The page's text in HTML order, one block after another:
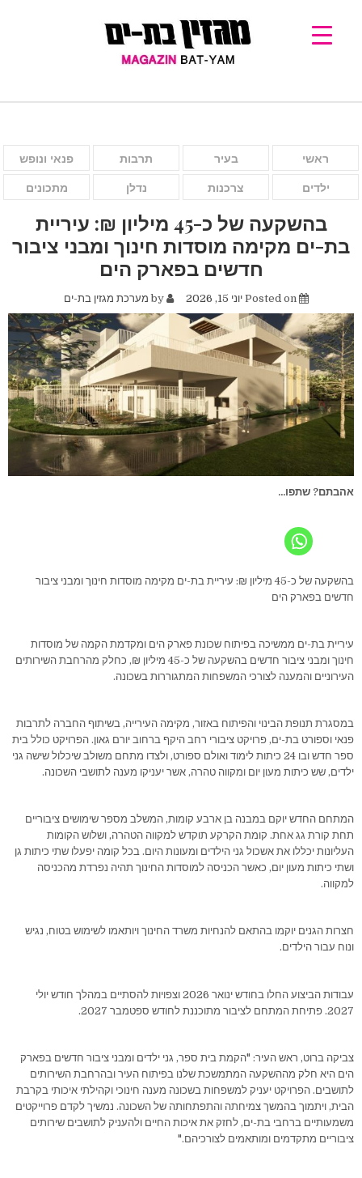
ראשי בעיר תרבות פנאי ונופש
ילדים צרכנות נדלן מתכונים
בהשקעה של כ-45 מיליון ₪: עיריית
בת-ים מקימה מוסדות חינוך ומבני ציבור
חדשים בפארק הים
Posted on יוני 15, 2026 by מערכת מגזין בת-ים
אהבתם? שתפו...
בהשקעה של כ-45 מיליון ₪: עיריית בת-ים מקימה מוסדות חינוך ומבני ציבור
חדשים בפארק הים
עיריית בת-ים ממשיכה בפיתוח שכונת פארק הים ומקדמת הקמה של מוסדות
חינוך ומבני ציבור חדשים בהשקעה של כ-45 מיליון ₪, כחלק מהרחבת השירותים
העירוניים והמענה לצורכי המשפחות המתגוררות בשכונה.
במסגרת תנופת הבינוי והפיתוח באזור, מקימה העירייה, בשיתוף החברה לתרבות
פנאי וספורט בת-ים, פרויקט ציבורי רחב היקף ברחוב יורם גאון. הפרויקט כולל בית
ספר חדש ובו 24 כיתות לימוד ואולם ספורט, ולצדו מתחם משולב שיכלול שישה גני
ילדים, שש כיתות מעון יום ומקווה טהרה, אשר יעניקו מענה לתושבי השכונה.
המתחם החדש יוקם במבנה בן ארבע קומות, המשלב מספר שימושים ציבוריים
תחת קורת גג אחת. קומת הקרקע תוקדש למקווה הטהרה, ושלוש הקומות
העליונות יכללו את אשכול גני הילדים ומעונות היום. בכל קומה יפעלו שתי כיתות גן
ושתי כיתות מעון יום, כאשר הכניסה למוסדות החינוך תהיה נפרדת מהכניסה
למקווה.
חצרות הגנים יוקמו בהתאם להנחיות משרד החינוך ויותאמו לשימוש בטוח, נגיש
ונוח עבור הילדים.
עבודות הביצוע החלו בחודש ינואר 2026 וצפויות להסתיים במהלך חודש יולי
2027. פתיחת המתחם לציבור מתוכננת לחודש ספטמבר 2027.
צביקה ברוט, ראש העיר: "הקמת בית ספר, גני ילדים ומבני ציבור חדשים בפארק
הים היא חלק מההשקעה המתמשכת שלנו בפיתוח העיר ובהרחבת השירותים
לתושבים. הפרויקט יעניק למשפחות בשכונה מענה חינוכי וקהילתי איכותי בקרבת
הבית, ויתמוך בהמשך צמיחתה והתפתחותה של השכונה. נמשיך לקדם פרוייקטים
משמעותיים ברחבי בת-ים, לחזק את איכות החיים ולהעניק לתושבים שירותים
ציבוריים מתקדמים ומותאמים לצורכיהם."